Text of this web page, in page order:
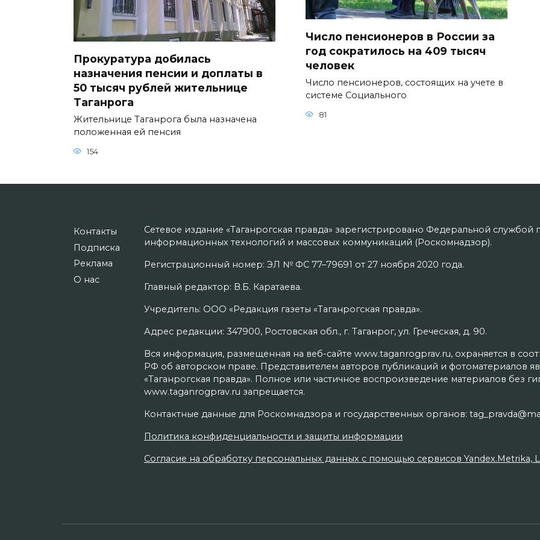
Прокуратура добилась
назначения пенсии и доплаты в
50 тысяч рублей жительнице
Таганрога
Жительнице Таганрога была назначена
положенная ей пенсия
154
Число пенсионеров в России за
год сократилось на 409 тысяч
человек
Число пенсионеров, состоящих на учете в
системе Социального
81
Контакты
Подписка
Реклама
О нас
Сетевое издание «Таганрогская правда» зарегистрировано Федеральной службой
информационных технологий и массовых коммуникаций (Роскомнадзор).
Регистрационный номер: ЭЛ № ФС 77–79691 от 27 ноября 2020 года.
Главный редактор: В.Б. Каратаева.
Учредитель: ООО «Редакция газеты «Таганрогская правда».
Адрес редакции: 347900, Ростовская обл., г. Таганрог, ул. Греческая, д. 90.
Вся информация, размещенная на веб-сайте www.taganrogprav.ru, охраняется в
РФ об авторском праве. Представителем авторов публикаций и фотоматериалов
«Таганрогская правда». Полное или частичное воспроизведение материалов без
www.taganrogprav.ru запрещается.
Контактные данные для Роскомнадзора и государственных органов:
Политика конфиденциальности и защиты информации
Согласие на обработку персональных данных с помощью сервисов Yandex.Metrika,